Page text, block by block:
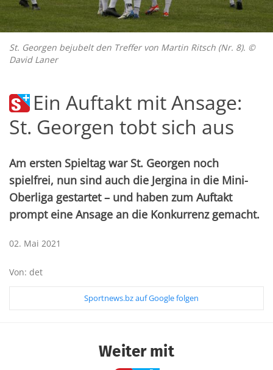
St. Georgen bejubelt den Treffer von Martin Ritsch (Nr. 8). ©
David Laner
Ein Auftakt mit Ansage:
St. Georgen tobt sich aus
Am ersten Spieltag war St. Georgen noch
spielfrei, nun sind auch die Jergina in die Mini-
Oberliga gestartet – und haben zum Auftakt
prompt eine Ansage an die Konkurrenz gemacht.
02. Mai 2021
Von: det
Sportnews.bz auf Google folgen